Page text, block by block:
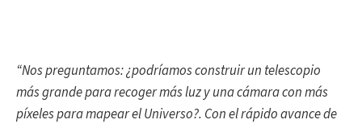
“Nos preguntamos: ¿podríamos construir un telescopio
más grande para recoger más luz y una cámara con más
píxeles para mapear el Universo?. Con el rápido avance de